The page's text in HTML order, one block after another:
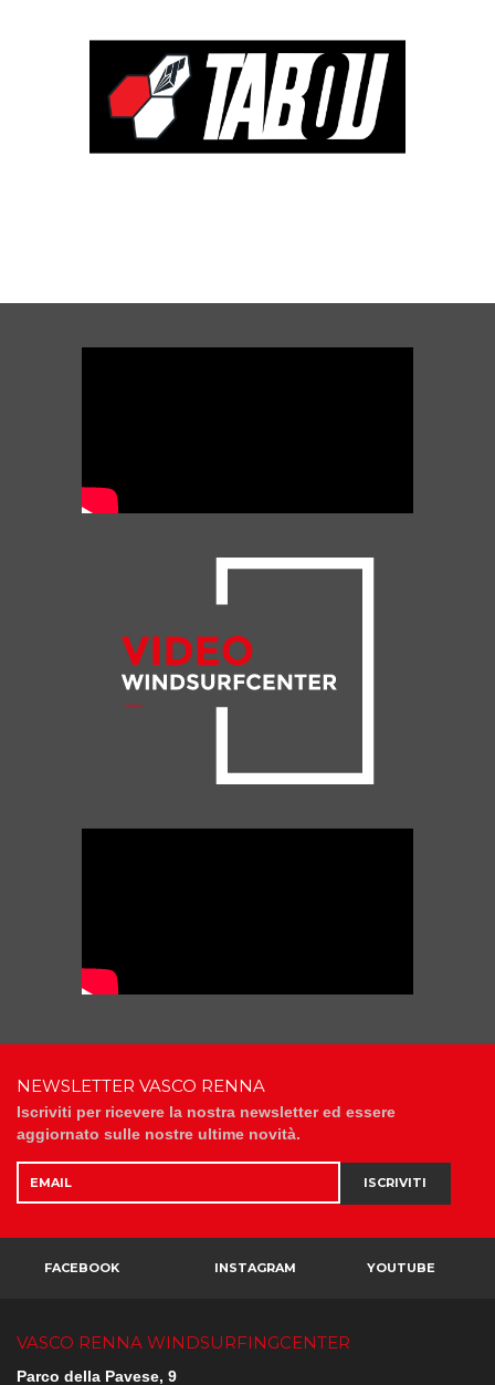
NEWSLETTER VASCO RENNA
Iscriviti per ricevere la nostra newsletter ed essere
aggiornato sulle nostre ultime novità.
ISCRIVITI
FACEBOOK INSTAGRAM YOUTUBE
VASCO RENNA WINDSURFINGCENTER
Parco della Pavese, 9